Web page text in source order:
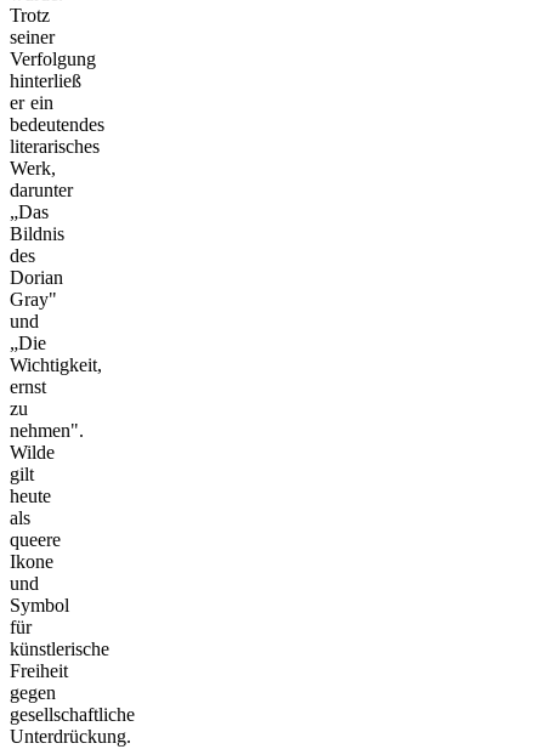
Trotz
seiner
Verfolgung
hinterließ
er ein
bedeutendes
literarisches
Werk,
darunter
„Das
Bildnis
des
Dorian
Gray"
und
„Die
Wichtigkeit,
ernst
zu
nehmen".
Wilde
gilt
heute
als
queere
Ikone
und
Symbol
für
künstlerische
Freiheit
gegen
gesellschaftliche
Unterdrückung.